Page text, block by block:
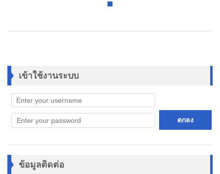
เข้าใช้งานระบบ
ตกลง
ข้อมูลติดต่อ